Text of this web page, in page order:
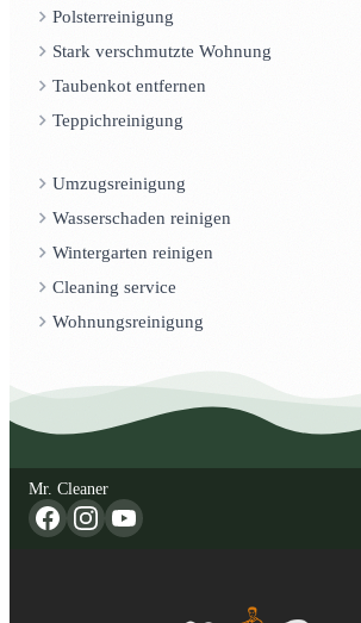
Polsterreinigung
Stark verschmutzte Wohnung
Taubenkot entfernen
Teppichreinigung
Umzugsreinigung
Wasserschaden reinigen
Wintergarten reinigen
Cleaning service
Wohnungsreinigung
Mr. Cleaner